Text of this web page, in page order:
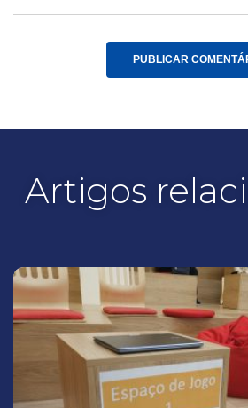
Artigos